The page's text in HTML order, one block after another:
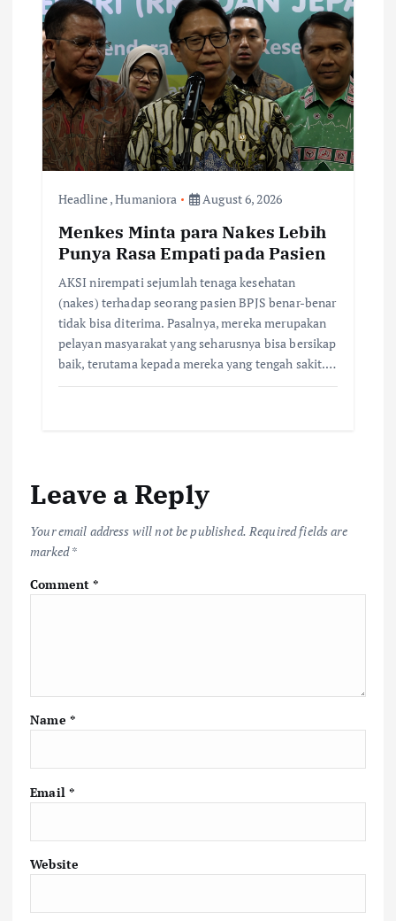
Headline,Humaniora August 6, 2026
Menkes Minta para Nakes Lebih
Punya Rasa Empati pada Pasien
AKSI nirempati sejumlah tenaga kesehatan
(nakes) terhadap seorang pasien BPJS benar-benar
tidak bisa diterima. Pasalnya, mereka merupakan
pelayan masyarakat yang seharusnya bisa bersikap
baik, terutama kepada mereka yang tengah sakit.…
Leave a Reply
Your email address will not be published. Required fields are
marked*
Comment*
Name *
Email *
Website